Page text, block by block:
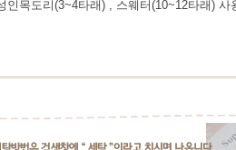
인목도리(3~4타래) , 스웨터(10~12타래) 사